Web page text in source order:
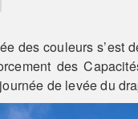
des couleurs s’est
des
de levée du